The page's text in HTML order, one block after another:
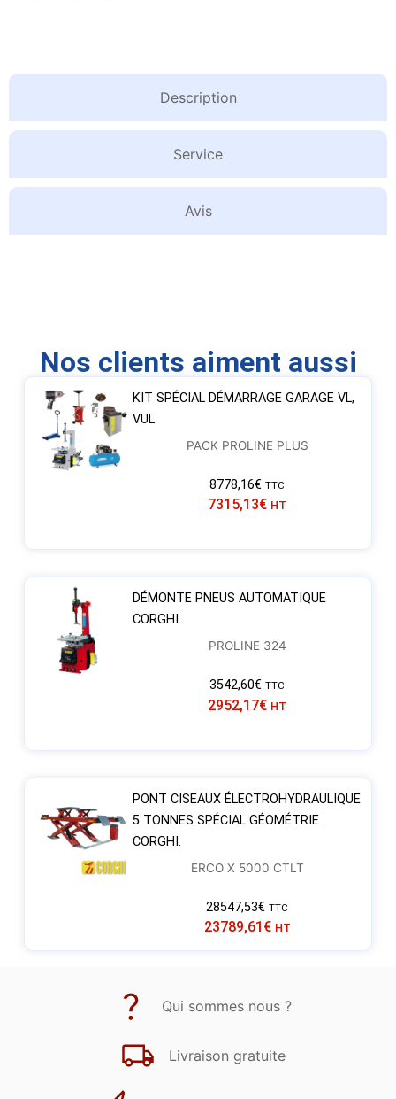
Description
Service
Avis
Nos clients aiment aussi
KIT SPÉCIAL DÉMARRAGE GARAGE VL,
VUL
PACK PROLINE PLUS
8778,16€ TTC
7315,13€ HT
DÉMONTE PNEUS AUTOMATIQUE
CORGHI
PROLINE 324
3542,60€ TTC
2952,17€ HT
PONT CISEAUX ÉLECTROHYDRAULIQUE
5 TONNES SPÉCIAL GÉOMÉTRIE
CORGHI.
ERCO X 5000 CTLT
28547,53€ TTC
23789,61 € HT
Qui sommes nous ?
Livraison gratuite